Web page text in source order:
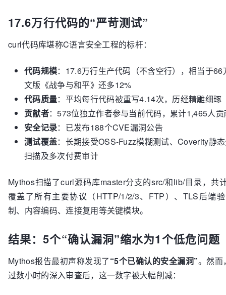
17.6万行代码的“严苛测试”
curl代码库堪称C语言安全工程的标杆：
代码规模：17.6万行生产代码（不含空行），相当于
文版《战争与和平》还多12%
代码质量：平均每行代码被重写4.14次，历经精雕细琢
贡献者：573位独立作者参与当前代码，累计1,465人
安全记录：已发布188个CVE漏洞公告
测试覆盖：长期接受OSS-Fuzz模糊测试、Coverity静
扫描及多次付费审计
Mythos扫描了curl源码库master分支的src/和lib/目录，共
覆盖了所有主要协议（HTTP/1/2/3、FTP）、TLS后端
制、内容编码、连接复用等关键模块。
结果：5个“确认漏洞”缩水为1个低危问题
Mythos报告最初声称发现了“5个已确认的安全漏洞”。然而
过数小时的深入审查后，这一数字被大幅削减：